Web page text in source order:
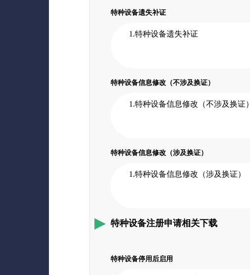
特种设备遗失补证
1.特种设备遗失补证
特种设备信息修改（不涉及换证）
1.特种设备信息修改（不涉及换证）
特种设备信息修改（涉及换证）
1.特种设备信息修改（涉及换证）
特种设备注册申请相关下载
特种设备停用后启用